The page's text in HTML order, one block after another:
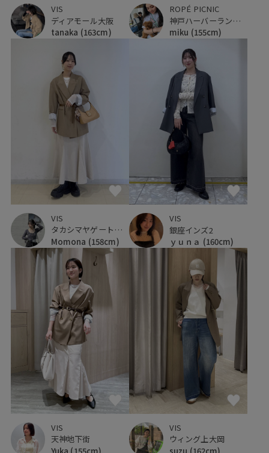
VIS
ディアモール大阪
tanaka (163cm)
ROPÉ PICNIC
神戸ハーバーランドumie
miku (155cm)
VIS
タカシマヤゲートタワーモール
Momona (158cm)
VIS
銀座インズ2
ｙｕｎａ (160cm)
VIS
天神地下街
VIS
ウィング上大岡